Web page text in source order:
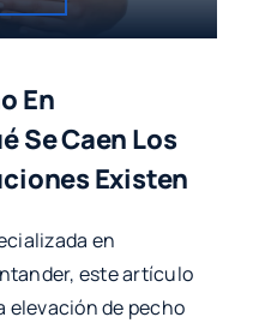
En
Se Caen Los
Existen
en
este artículo
elevación de pecho